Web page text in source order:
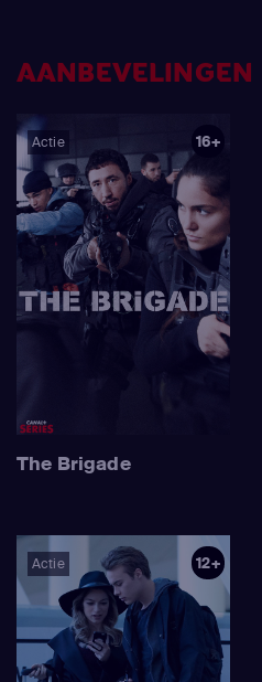
AANBEVELINGEN
Actie 16+
The Brigade
Actie 12+